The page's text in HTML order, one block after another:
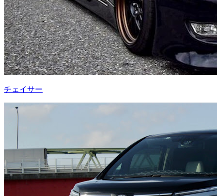
チェイサー